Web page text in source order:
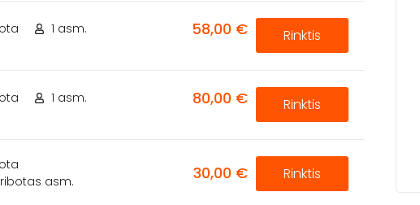
1 asm. 58,00 € Rinktis
1 asm. 80,00 € Rinktis
asm.
30,00 € Rinktis